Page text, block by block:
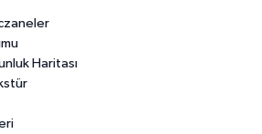
Haritası